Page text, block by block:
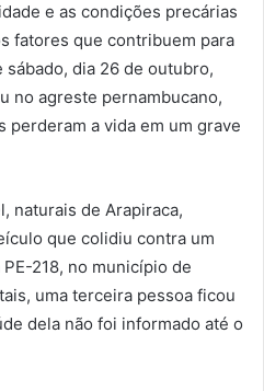
e as condições precárias
fatores que contribuem para
dia 26 de outubro,
no agreste pernambucano,
perderam a vida em um grave
naturais de Arapiraca,
que colidiu contra um
218, no município de
uma terceira pessoa ficou
dela não foi informado até o